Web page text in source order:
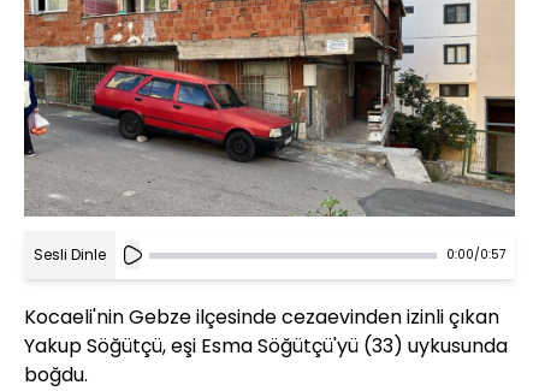
Sesli Dinle 0:00/0:57
Kocaeli'nin Gebze ilçesinde cezaevinden izinli çıkan
Yakup Söğütçü, eşi Esma Söğütçü'yü (33) uykusunda
boğdu.